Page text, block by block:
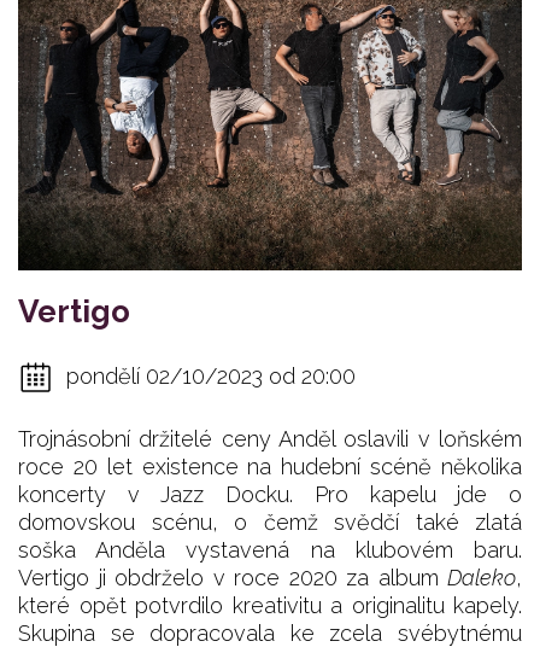
Vertigo
pondělí 02/10/2023 od 20:00
Trojnásobní držitelé ceny Anděl oslavili v loňském
roce 20 let existence na hudební scéně několika
koncerty v Jazz Docku. Pro kapelu jde o
domovskou scénu, o čemž svědčí také zlatá
soška Anděla vystavená na klubovém baru.
Vertigo ji obdrželo v roce 2020 za album Daleko,
které opět potvrdilo kreativitu a originalitu kapely.
Skupina se dopracovala ke zcela svébytnému